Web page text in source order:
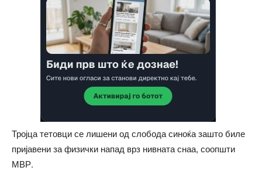
Тројца тетовци се лишени од слобода синоќа зашто биле
пријавени за физички напад врз нивната снаа, соопшти
МВР.